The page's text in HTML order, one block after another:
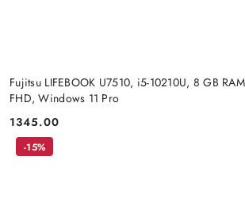
Fujitsu LIFEBOOK U7510, i5-10210U, 8 GB
FHD, Windows 11 Pro
Cena:
1345.00
-15%